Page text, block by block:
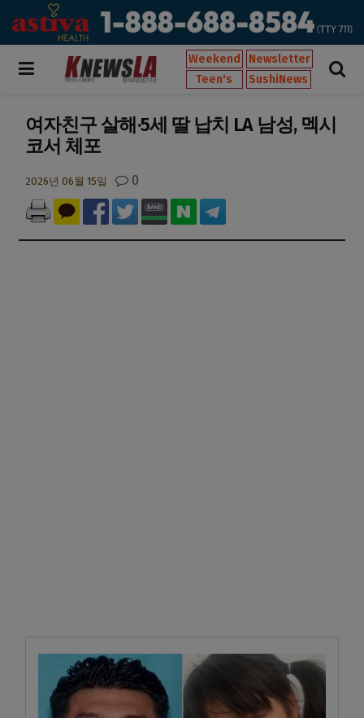
Weekend
Newsletter
Teen's
SushiNews
여자친구 살해·5세 딸 납치 LA 남성, 멕시
코서 체포
2026년 06월 15일 0